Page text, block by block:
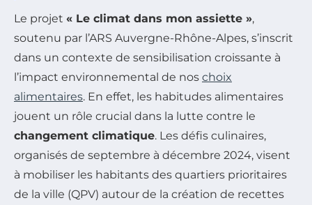
Le projet « Le climat dans mon assiette »,
soutenu par l’ARS Auvergne-Rhône-Alpes, s’inscrit
dans un contexte de sensibilisation croissante à
l’impact environnemental de nos choix
alimentaires. En effet, les habitudes alimentaires
jouent un rôle crucial dans la lutte contre le
changement climatique. Les défis culinaires,
organisés de septembre à décembre 2024, visent
à mobiliser les habitants des quartiers prioritaires
de la ville (QPV) autour de la création de recettes